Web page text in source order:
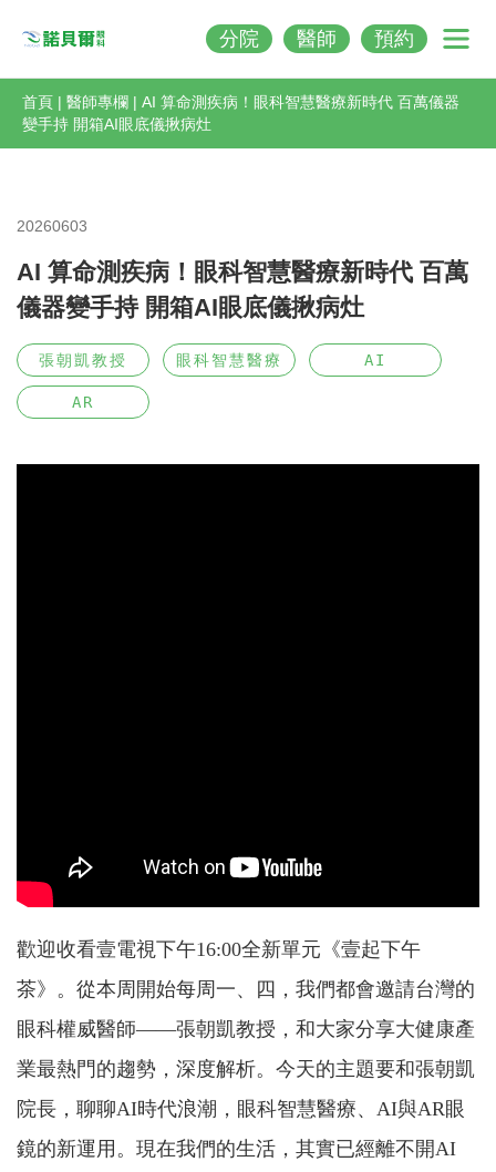
分院 醫師 預約
首頁 | 醫師專欄 | AI 算命測疾病！眼科智慧醫療新時代 百萬儀器
變手持 開箱AI眼底儀揪病灶
20260603
AI 算命測疾病！眼科智慧醫療新時代 百萬
儀器變手持 開箱AI眼底儀揪病灶
張朝凱教授 眼科智慧醫療 AI
AR
歡迎收看壹電視下午16:00全新單元《壹起下午
茶》。從本周開始每周一、四，我們都會邀請台灣的
眼科權威醫師——張朝凱教授，和大家分享大健康產
業最熱門的趨勢，深度解析。今天的主題要和張朝凱
院長，聊聊AI時代浪潮，眼科智慧醫療、AI與AR眼
鏡的新運用。現在我們的生活，其實已經離不開AI